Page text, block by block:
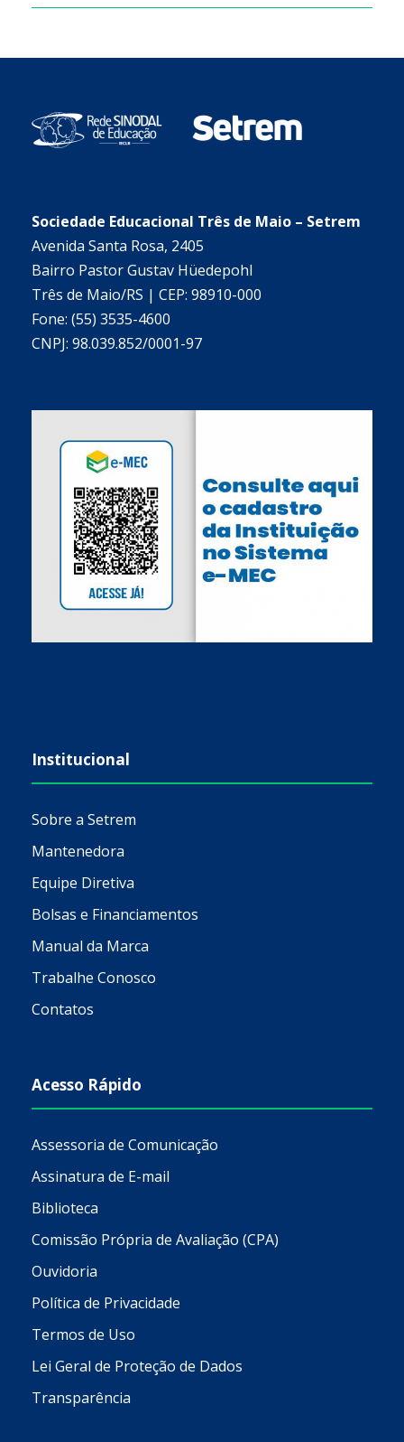
Sociedade Educacional Três de Maio – Setrem
Avenida Santa Rosa, 2405
Bairro Pastor Gustav Hüedepohl
Três de Maio/RS | CEP: 98910-000
Fone: (55) 3535-4600
CNPJ: 98.039.852/0001-97
Institucional
Sobre a Setrem
Mantenedora
Equipe Diretiva
Bolsas e Financiamentos
Manual da Marca
Trabalhe Conosco
Contatos
Acesso Rápido
Assessoria de Comunicação
Assinatura de E-mail
Biblioteca
Comissão Própria de Avaliação (CPA)
Ouvidoria
Política de Privacidade
Termos de Uso
Lei Geral de Proteção de Dados
Transparência